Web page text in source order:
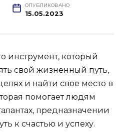
ОПУБЛИКОВАНО
15.05.2023
инструмент, который
свой жизненный путь,
и найти свое место в
помогает людям
предназначении
к счастью и успеху.